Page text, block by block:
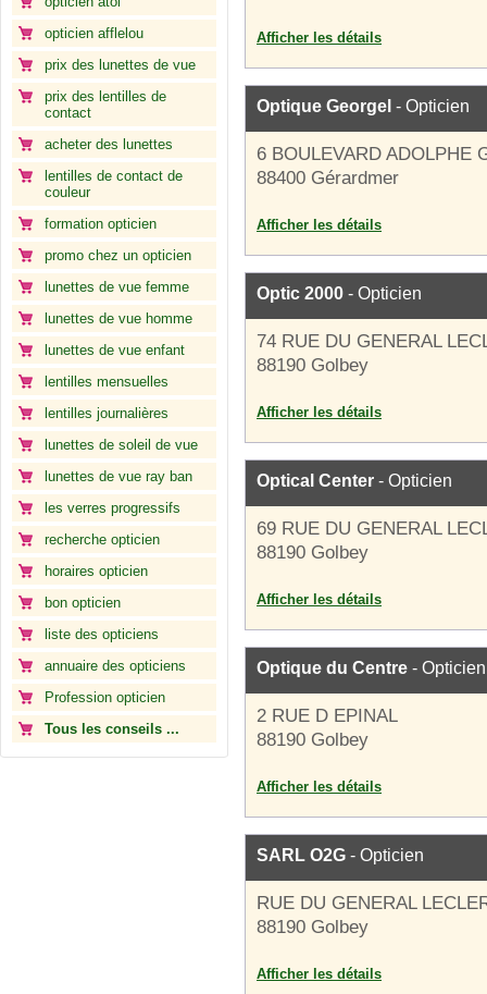
opticien afflelou
prix des lunettes de vue
prix des lentilles de
contact
acheter des lunettes
lentilles de contact de
couleur
formation opticien
promo chez un opticien
lunettes de vue femme
lunettes de vue homme
lunettes de vue enfant
lentilles mensuelles
lentilles journalières
lunettes de soleil de vue
lunettes de vue ray ban
les verres progressifs
recherche opticien
horaires opticien
bon opticien
liste des opticiens
annuaire des opticiens
Profession opticien
Tous les conseils ...
Afficher les détails
Optique Georgel - Opticien
6 BOULEVARD ADOLPHE
88400 Gérardmer
Afficher les détails
Optic 2000 - Opticien
74 RUE DU GENERAL
88190 Golbey
Afficher les détails
Optical Center - Opticien
69 RUE DU GENERAL
88190 Golbey
Afficher les détails
Optique du Centre - Opticien
2 RUE D EPINAL
88190 Golbey
Afficher les détails
SARL O2G - Opticien
RUE DU GENERAL
88190 Golbey
Afficher les détails